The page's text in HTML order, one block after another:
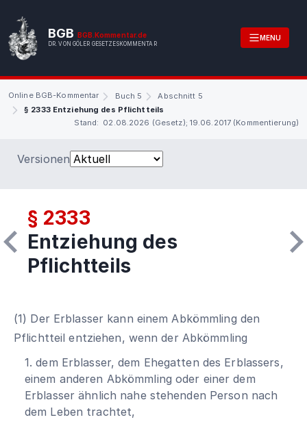
BGB BGB.Kommentar.de
DR. VON GÖLER GESETZESKOMMENTAR
MENU
Online BGB-Kommentar Buch 5
Abschnitt 5
§ 2333 Entziehung des Pflichtteils
Stand: 02.08.2026 (Gesetz); 19.06.2017 (Kommentierung)
Versionen
§ 2333
Entziehung des
Pflichtteils
(1) Der Erblasser kann einem Abkömmling den
Pflichtteil entziehen, wenn der Abkömmling
1. dem Erblasser, dem Ehegatten des Erblassers,
einem anderen Abkömmling oder einer dem
Erblasser ähnlich nahe stehenden Person nach
dem Leben trachtet,